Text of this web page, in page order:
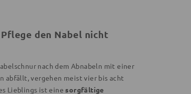
den Nabel nicht
nach dem Abnabeln mit einer
abfällt, vergehen meist vier bis acht
Lieblings ist einesorgfältige